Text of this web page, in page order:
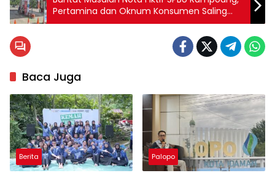
Pertamina dan Oknum Konsumen Saling
Bantah
Baca Juga
Berita Palopo